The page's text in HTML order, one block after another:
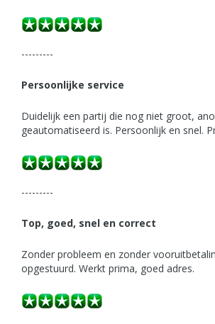
---------
Persoonlijke service
Duidelijk een partij die nog niet groot,
geautomatiseerd is. Persoonlijk en snel.
---------
Top, goed, snel en correct
Zonder probleem en zonder
opgestuurd. Werkt prima, goed adres.